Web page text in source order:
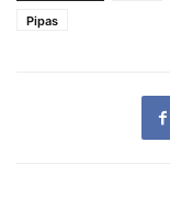
Pipas